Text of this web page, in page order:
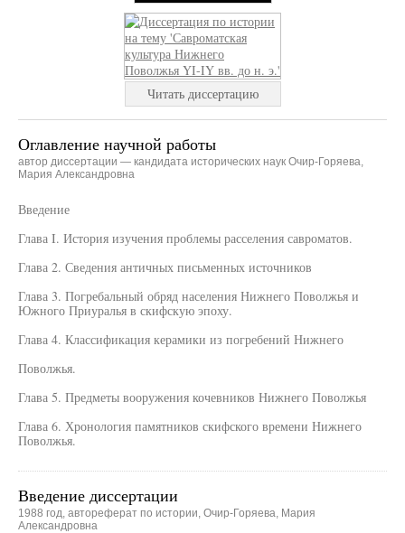
Читать диссертацию
Оглавление научной работы
автор диссертации — кандидата исторических наук Очир-Горяева,
Мария Александровна
Введение
Глава I. История изучения проблемы расселения савроматов.
Глава 2. Сведения античных письменных источников
Глава 3. Погребальный обряд населения Нижнего Поволжья и
Южного Приуралья в скифскую эпоху.
Глава 4. Классификация керамики из погребений Нижнего
Поволжья.
Глава 5. Предметы вооружения кочевников Нижнего Поволжья
Глава 6. Хронология памятников скифского времени Нижнего
Поволжья.
Введение диссертации
1988 год, автореферат по истории, Очир-Горяева, Мария
Александровна